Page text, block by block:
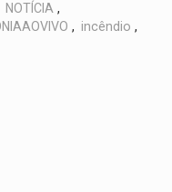
NOTÍCIA ,
, incêndio ,